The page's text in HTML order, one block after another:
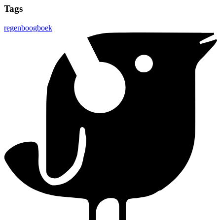
Tags
regenboogboek